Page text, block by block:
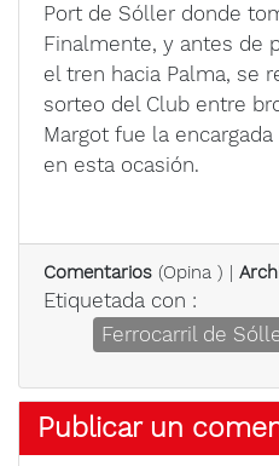
Port de Sóller donde
Finalmente, y antes de
el tren hacia Palma, se
sorteo del Club entre
Margot fue la
en esta ocasión.
Comentarios (Opina ) |
Etiquetada con :
Ferrocarril de
Publicar un